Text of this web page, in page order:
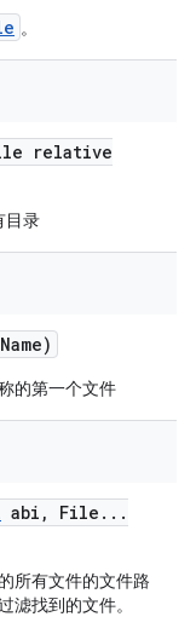
。
relative
目录
Name)
的第一个文件
abi , File . . .
所有文件的文件路
滤找到的文件。